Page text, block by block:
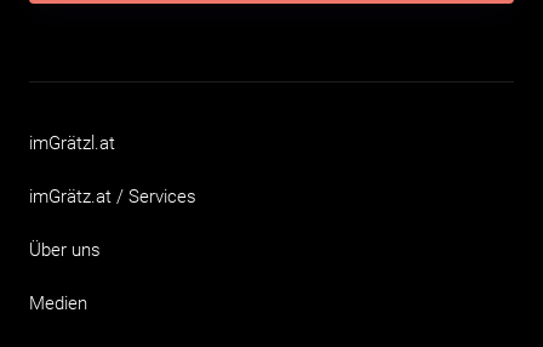
imGrätzl.at
imGrätz.at / Services
Über uns
Medien